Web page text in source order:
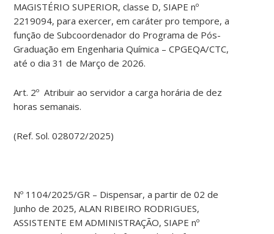
MAGISTÉRIO SUPERIOR, classe D, SIAPE nº
2219094, para exercer, em caráter pro tempore, a
função de Subcoordenador do Programa de Pós-
Graduação em Engenharia Química – CPGEQA/CTC,
até o dia 31 de Março de 2026.
Art. 2º Atribuir ao servidor a carga horária de dez
horas semanais.
(Ref. Sol. 028072/2025)
Nº 1104/2025/GR – Dispensar, a partir de 02 de
Junho de 2025, ALAN RIBEIRO RODRIGUES,
ASSISTENTE EM ADMINISTRAÇÃO, SIAPE nº